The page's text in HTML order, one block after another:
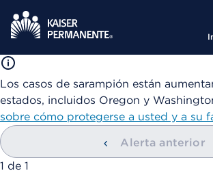
Los casos de sarampión están
estados, incluidos Oregon y
sobre cómo protegerse a usted y a su
Alerta anterior
mostrando
1 de 1